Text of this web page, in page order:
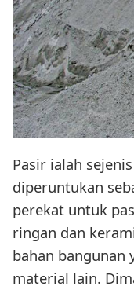
Pasir ialah
diperuntukan
perekat untuk
ringan dan
bahan bangunan
material lain.